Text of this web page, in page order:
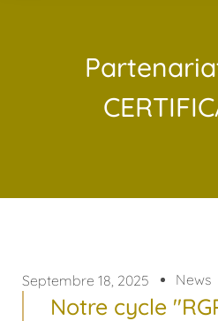
Septembre 18, 2025 News
Notre cycle